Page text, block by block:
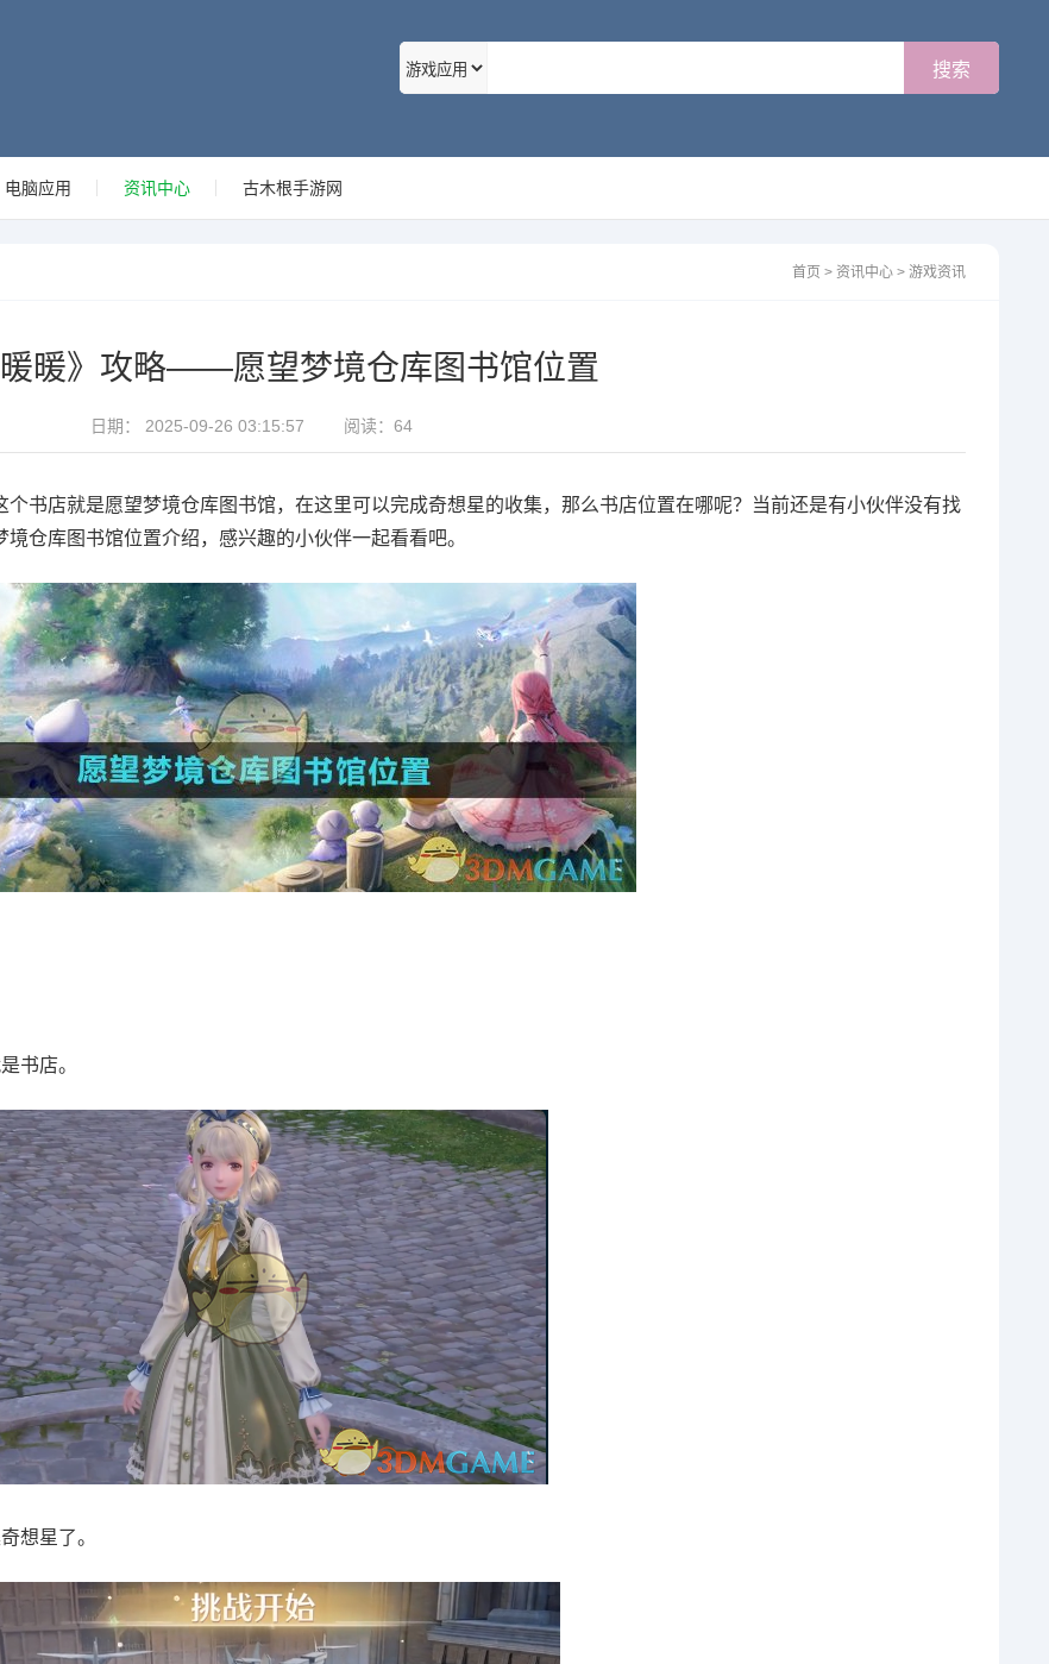
电脑应用 资讯中心 古木根手游网
首页 > 资讯中心 >游戏资讯
暖暖》攻略——愿望梦境仓库图书馆位置
日期： 2025-09-26 03:15:57 阅读： 64
书店就是愿望梦境仓库图书馆，在这里可以完成奇想星的收集，那么书店位置在哪呢？当前还是有小伙伴没有找
仓库图书馆位置介绍，感兴趣的小伙伴一起看看吧。
书店。
想星了。